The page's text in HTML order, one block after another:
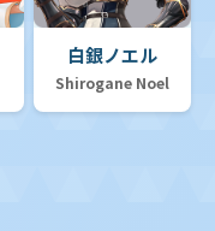
白銀ノエル
Shirogane Noel